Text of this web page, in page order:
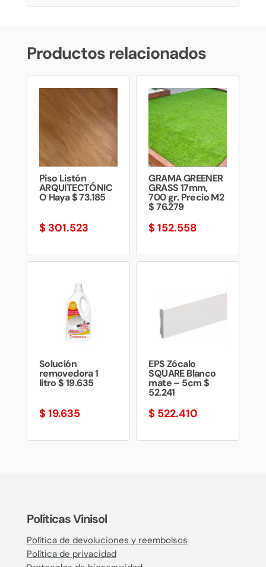
Productos relacionados
Piso Listón
ARQUITECTÓNIC
O Haya $ 73.185
$ 301.523
GRAMA GREENER
GRASS 17mm,
700 gr. Precio M2
$ 76.279
$ 152.558
Solución
removedora 1
litro $ 19.635
$ 19.635
EPS Zócalo
SQUARE Blanco
mate – 5cm $
52.241
$ 522.410
Políticas Vinisol
Política de devoluciones y reembolsos
Política de privacidad